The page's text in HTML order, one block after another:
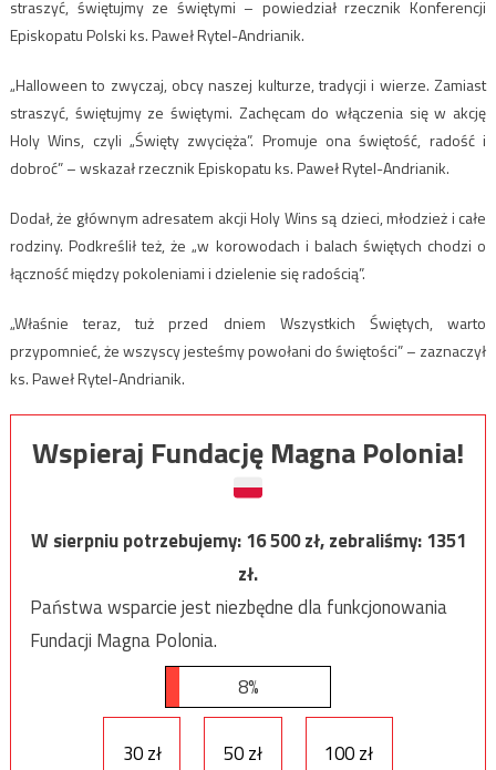
straszyć, świętujmy ze świętymi – powiedział rzecznik Konferencji
Episkopatu Polski ks. Paweł Rytel-Andrianik.
„Halloween to zwyczaj, obcy naszej kulturze, tradycji i wierze. Zamiast
straszyć, świętujmy ze świętymi. Zachęcam do włączenia się w akcję
Holy Wins, czyli „Święty zwycięża”. Promuje ona świętość, radość i
dobroć” – wskazał rzecznik Episkopatu ks. Paweł Rytel-Andrianik.
Dodał, że głównym adresatem akcji Holy Wins są dzieci, młodzież i całe
rodziny. Podkreślił też, że „w korowodach i balach świętych chodzi o
łączność między pokoleniami i dzielenie się radością”.
„Właśnie teraz, tuż przed dniem Wszystkich Świętych, warto
przypomnieć, że wszyscy jesteśmy powołani do świętości” – zaznaczył
ks. Paweł Rytel-Andrianik.
Wspieraj Fundację Magna Polonia!
W sierpniu potrzebujemy:16 500zł, zebraliśmy:1351
zł.
Państwa wsparcie jest niezbędne dla funkcjonowania
Fundacji Magna Polonia.
8%
30 zł 50 zł 100 zł